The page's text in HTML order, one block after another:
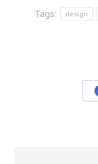
Tags: design